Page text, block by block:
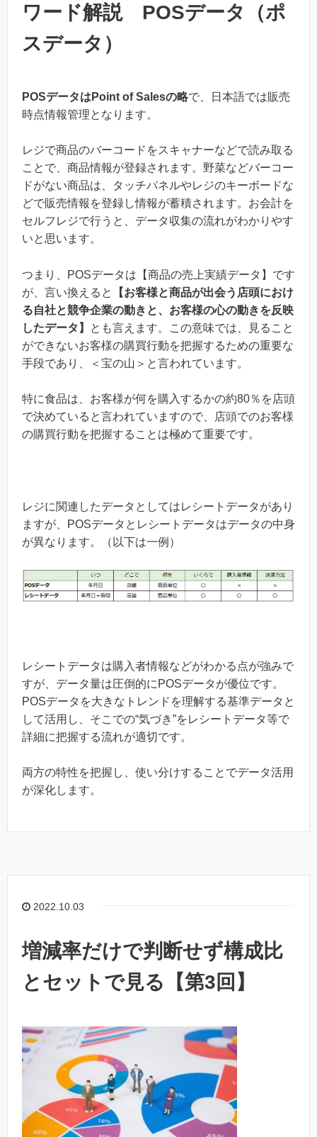
ワード解説 POSデータ（ポ
スデータ）
POSデータはPoint of Salesの略で、日本語では販売
時点情報管理となります。
レジで商品のバーコードをスキャナーなどで読み取る
ことで、商品情報が登録されます。野菜などバーコー
ドがない商品は、タッチパネルやレジのキーボードな
どで販売情報を登録し情報が蓄積されます。お会計を
セルフレジで行うと、データ収集の流れがわかりやす
いと思います。
つまり、POSデータは【商品の売上実績データ】です
が、言い換えると
【お客様と商品が出会う店頭におけ
る自社と競争企業の動きと、お客様の心の動きを反映
したデータ】
とも言えます。この意味では、見ること
ができないお客様の購買行動を把握するための重要な
手段であり、＜宝の山＞と言われています。
特に食品は、お客様が何を購入するかの約80％を店頭
で決めていると言われていますので、店頭でのお客様
の購買行動を把握することは極めて重要です。
レジに関連したデータとしてはレシートデータがあり
ますが、POSデータとレシートデータはデータの中身
が異なります。（以下は一例）
レシートデータは購入者情報などがわかる点が強みで
すが、データ量は圧倒的にPOSデータが優位です。
POSデータを大きなトレンドを理解する基準データと
して活用し、そこでの“気づき”をレシートデータ等で
詳細に把握する流れが適切です。
両方の特性を把握し、使い分けすることでデータ活用
が深化します。
2022.10.03
増減率だけで判断せず構成比
とセットで見る【第3回】